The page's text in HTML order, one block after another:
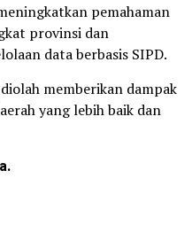
pemahaman
provinsi dan
data berbasis SIPD.
memberikan dampak
yang lebih baik dan